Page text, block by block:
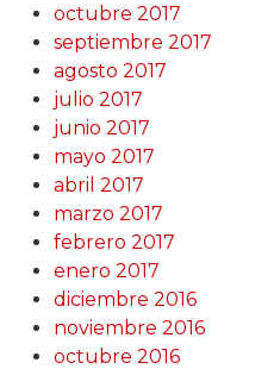
octubre 2017
septiembre 2017
agosto 2017
julio 2017
junio 2017
mayo 2017
abril 2017
marzo 2017
febrero 2017
enero 2017
diciembre 2016
noviembre 2016
octubre 2016